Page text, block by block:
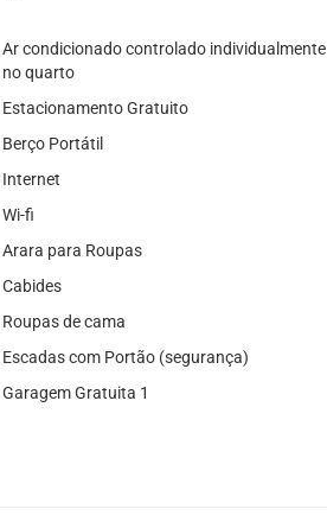
Ar condicionado controlado individualmente
no quarto
Estacionamento Gratuito
Berço Portátil
Internet
Wi-fi
Arara para Roupas
Cabides
Roupas de cama
Escadas com Portão (segurança)
Garagem Gratuita 1